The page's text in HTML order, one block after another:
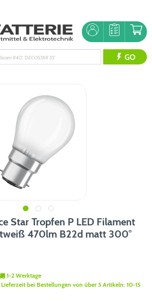
GO
Star Tropfen P LED Filament
470lm B22d matt 300°
1-2 Werktage
Lieferzeit bei Bestellungen von über 5 Artikeln: 10-15